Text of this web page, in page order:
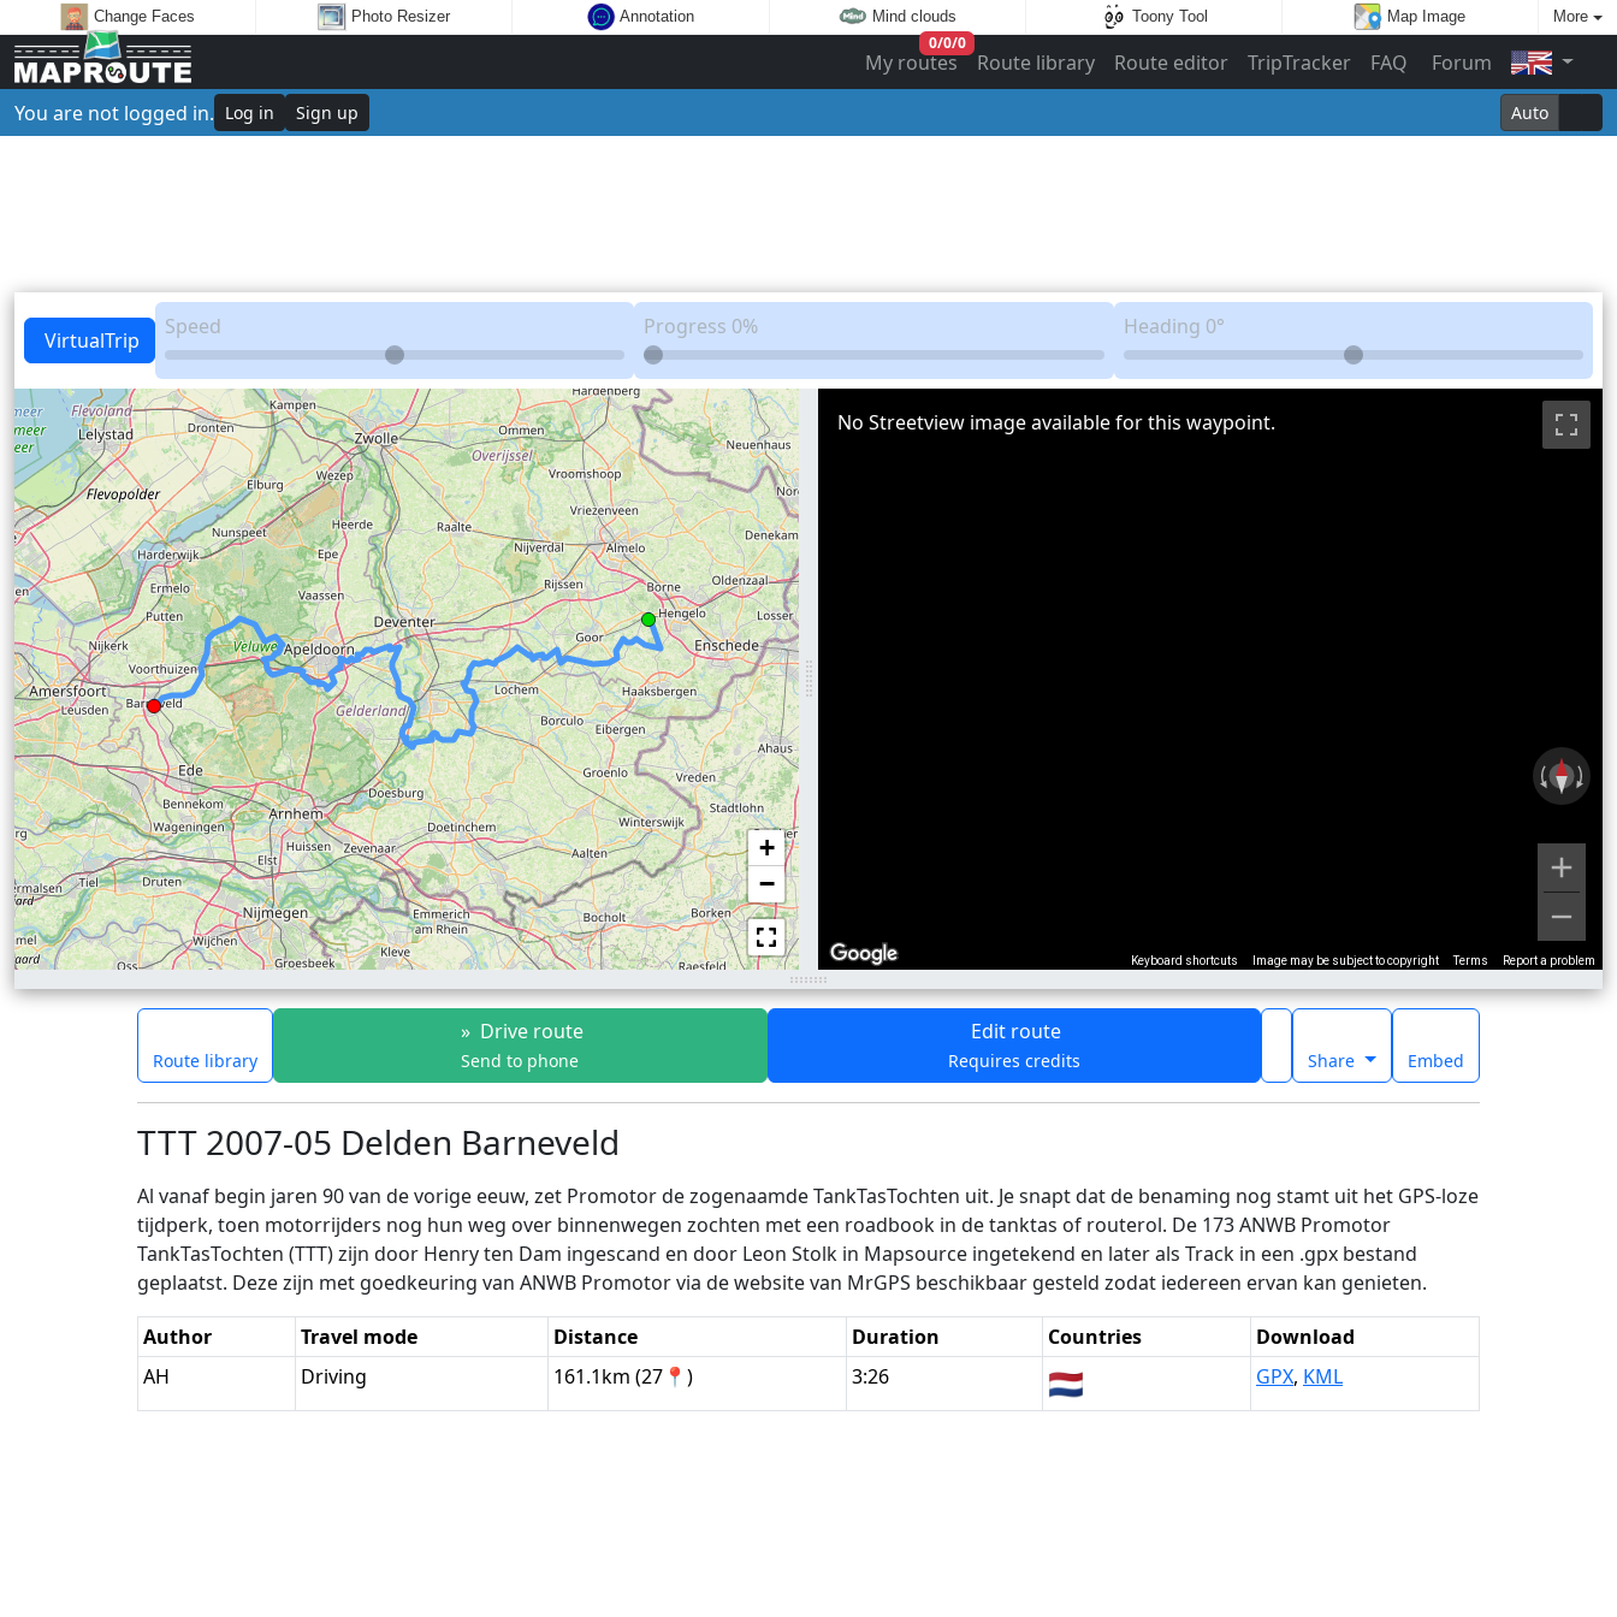
Change Faces Photo Resizer Annotation Mind clouds Toony Tool Map Image More
My routes
0/0/0
Route library Route editor TripTracker FAQ
Forum
You are not logged in. Log in Sign up Auto
VirtualTrip
Speed Progress 0% Heading 0°
+
−
Keyboard shortcuts Image may be subject to copyright Terms Report a problem
No Streetview image available for this waypoint.
Route library
» Drive route
Send to phone
Edit route
Requires credits Share Embed
TTT 2007-05 Delden Barneveld
Al vanaf begin jaren 90 van de vorige eeuw, zet Promotor de zogenaamde TankTasTochten uit. Je snapt dat de benaming nog stamt uit het GPS-loze
tijdperk, toen motorrijders nog hun weg over binnenwegen zochten met een roadbook in de tanktas of routerol. De 173 ANWB Promotor
TankTasTochten (TTT) zijn door Henry ten Dam ingescand en door Leon Stolk in Mapsource ingetekend en later als Track in een .gpx bestand
geplaatst. Deze zijn met goedkeuring van ANWB Promotor via de website van MrGPS beschikbaar gesteld zodat iedereen ervan kan genieten.
Author Travel mode Distance Duration Countries
Download
AH
Driving 161.1km (27📍) 3:26 🇳🇱 GPX, KML